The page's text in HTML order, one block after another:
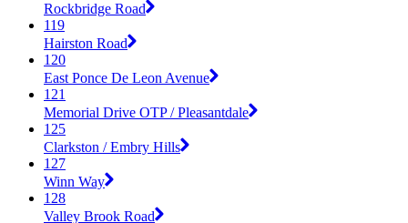
Rockbridge Road
119
Hairston Road
120
East Ponce De Leon Avenue
121
Memorial Drive OTP / Pleasantdale
125
Clarkston / Embry Hills
127
Winn Way
128
Valley Brook Road